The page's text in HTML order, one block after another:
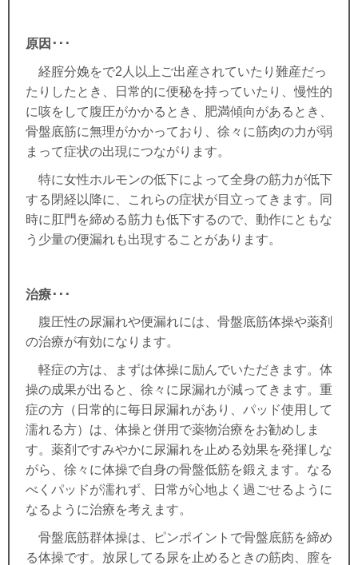
原因･･･
経腟分娩をで2人以上ご出産されていたり難産だっ
たりしたとき、
日 常的に便秘を持っていたり、慢性的
に咳をして腹圧がかかるとき、
肥満傾向があるとき、
骨盤底筋に無理がかかっており、徐々に筋肉の力が弱
まって症状の出現につながります。
特に女性ホルモンの低下によって全身の筋力が低下
する閉経以降に、これらの症状が目立ってきます。
同
時に肛門を締める筋力も低下するので、動作にともな
う少量の便漏れも出現することがあります。
治療･･･
腹圧性の尿漏れや便漏れには、骨盤底筋体操や薬剤
の治療が有効になります。
軽症の方は、まずは体操に励んでいただきます。体
操の成果が出ると、徐々に尿漏れが減ってきます。重
症の方（日常的に毎日尿漏れがあり、パッド使用して
濡れる方）は、体操と併用で薬物治療をお勧めしま
す。薬剤ですみやかに尿漏れを止める効果を発揮しな
がら、徐々に体操で自身の骨盤低筋を鍛えます。なる
べくパッドが濡れず、日常が心地よく過ごせるように
なるように治療を考えます。
骨盤底筋群体操は、ピンポイントで骨盤底筋を締め
る体操です。放尿してる尿を止めるときの筋肉、膣を